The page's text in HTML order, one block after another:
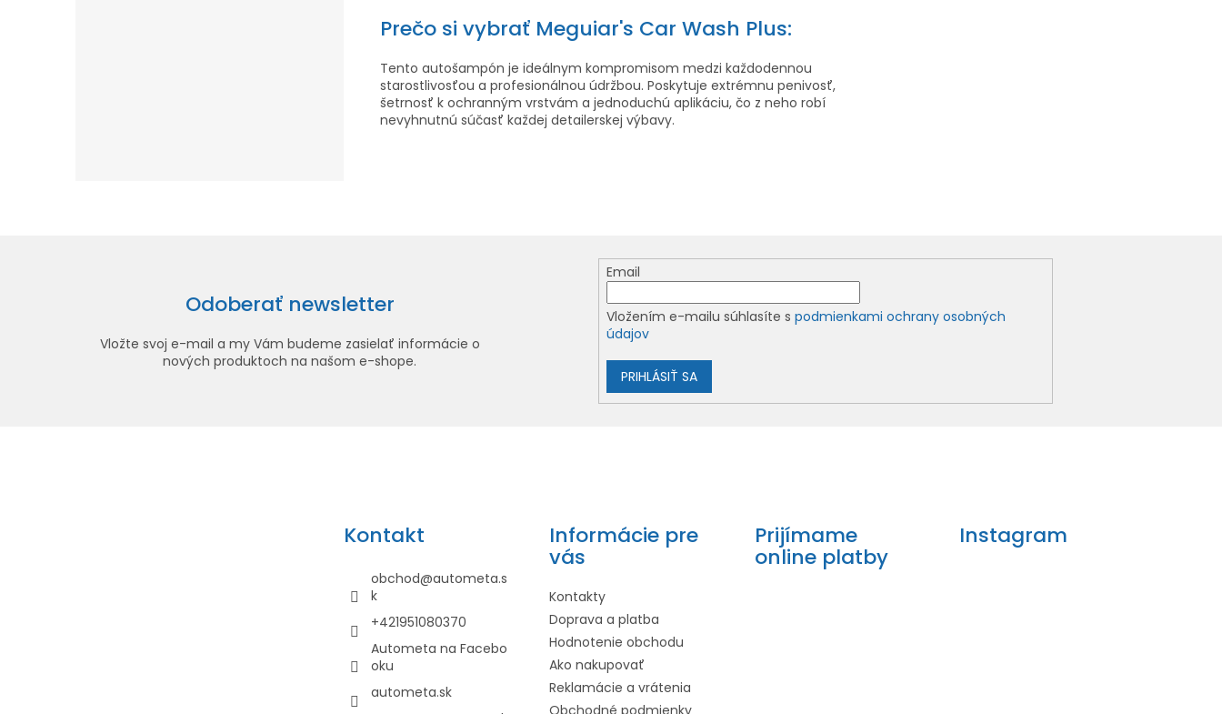
Prečo si vybrať Meguiar's Car Wash Plus:
Tento autošampón je ideálnym kompromisom medzi každodennou
starostlivosťou a profesionálnou údržbou. Poskytuje extrémnu penivosť,
šetrnosť k ochranným vrstvám a jednoduchú aplikáciu, čo z neho robí
nevyhnutnú súčasť každej detailerskej výbavy.
Odoberať newsletter
Vložte svoj e-mail a my Vám budeme zasielať informácie o
nových produktoch na našom e-shope.
Email
Vložením e-mailu súhlasíte spodmienkami ochrany osobných
údajov
PRIHLÁSIŤ SA
Kontakt
obchod@autometa.s
k
+421951080370
Autometa na Facebo
oku
autometa.sk
Informácie pre
vás
Kontakty
Doprava a platba
Hodnotenie obchodu
Ako nakupovať
Reklamácie a vrátenia
Obchodné podmienky
Prijímame
online platby
Instagram